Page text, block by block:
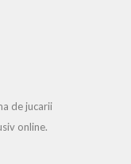
de jucarii
online.